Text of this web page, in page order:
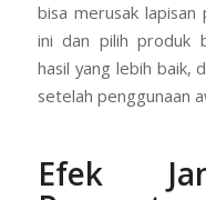
bisa merusak lapisan
ini dan pilih produk
hasil yang lebih baik,
setelah penggunaan
Efek